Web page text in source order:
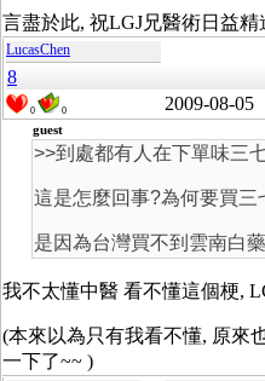
言盡於此, 祝LGJ兄醫術日益精
LucasChen
8
0 0 2009-08-05
guest
>>到處都有人在下單味三
這是怎麼回事?為何要買三
是因為台灣買不到雲南白
我不太懂中醫 看不懂這個梗,
(本來以為只有我看不懂, 原來
一下了~~ )